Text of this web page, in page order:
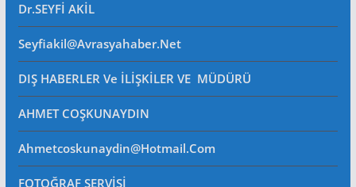
Dr.SEYFİ AKİL
Seyfiakil@avrasyahaber.net
DIŞ HABERLER Ve İLİŞKİLER VE MÜDÜRÜ
AHMET COŞKUNAYDIN
Ahmetcoskunaydin@hotmail.com
FOTOĞRAF SERVİSİ